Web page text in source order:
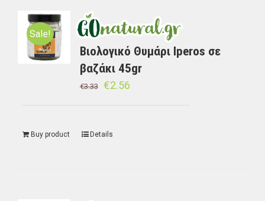
Sale!
Βιολογικό Θυμάρι Iperos σε
βαζάκι 45gr
€3.33 €2.56
Buy product Details